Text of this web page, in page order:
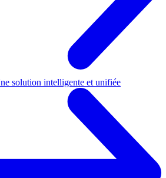
solution intelligente et unifiée